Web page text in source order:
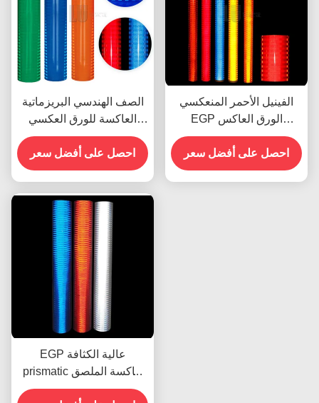
الصف الهندسي البريزماتية
العاكسة للورق العكسي
لعلامات المرور
احصل على أفضل سعر
الفينيل الأحمر المنعكسي
EGP الورق العاكس
للطباعة UV للمذيب البيئي
احصل على أفضل سعر
EGP عالية الكثافة
prismatic عاكسة الملصق
الفينيل الصفحة فيلم المواد